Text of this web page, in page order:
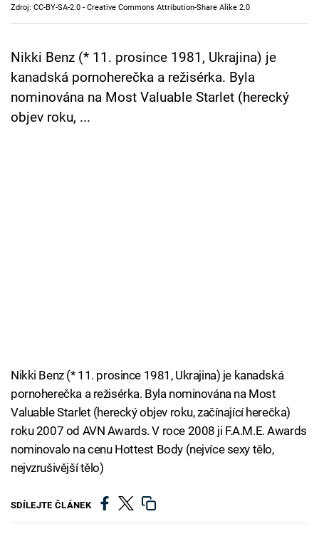
Cool Esport
Pořady
TV Program
Sledujte prima+
Zdroj: CC-BY-SA-2.0 - Creative Commons Attribution-Share Alike 2.0
Nikki Benz (* 11. prosince 1981, Ukrajina) je
kanadská pornoherečka a režisérka. Byla
nominována na Most Valuable Starlet (herecký
objev roku, ...
Nikki Benz (* 11. prosince 1981, Ukrajina) je kanadská
pornoherečka a režisérka. Byla nominována na Most
Valuable Starlet (herecký objev roku, začínající herečka)
roku 2007 od AVN Awards. V roce 2008 ji F.A.M.E. Awards
nominovalo na cenu Hottest Body (nejvíce sexy tělo,
nejvzrušivější tělo)
SDÍLEJTE ČLÁNEK